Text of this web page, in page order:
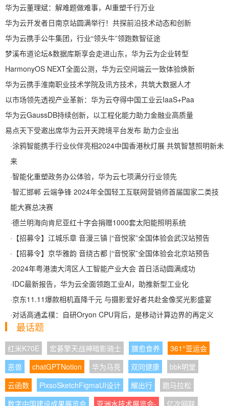
华为云董理斌：解难题做难事，AI重塑千行万业
华为云开发者日南京站圆满举行！共探前沿技术动态和创新
华为云携手公牛集团，行业“领头牛”领跑数智征途
梦溪布道论坛&数据库斯享会走进山东，华为云为企业转型
HarmonyOS NEXT全面公测，华为云空间端云一致体验焕新
华为云携手淮南职业技术学院及讯方技术，共筑大数据人才
以市场领先透视产业革新：华为云夺得中国工业云IaaS+Paa
华为云GaussDB持续创新，以工程化能力助力金融业高质量
易点天下受邀出席华为云开天跨境平台发布 助力企业出
·涂鸦智能携手行业伙伴亮相2024中国香港秋灯展 共筑智慧照明新未
来
·智能化重塑政务办公体验，华为云七项满分行业领先
·智汇邯郸 云端争锋 2024年全国轻工互联网营销师首届国家二类技
能大赛总决赛
·德兰明海向肯尼亚红十字会捐赠1000套太阳能照明系统
· 【招募令】江城乐章 音漫三镇 |“音悦家”全国体验会武汉站预告
· 【招募令】京华雅韵 音绕古都 |“音悦家”全国体验会北京站预告
·2024年粤港澳大湾区人工智能产业大会 首日活动圆满成功
·IDC最新报告，华为云全面领跑工业AI，助推新型工业化
·京东11.11爆款相机直降千元 与摄影爱好者共赴金像奖光影盛宴
·对话高通孟樸：自研Oryon CPU背后，是移动计算边界的再定义
最话题
红米K70E 宏碁擎天战神暗影骑士 膳愈食养
361°亚运会
恶兽
chatGPTNotion 华为马亮 双同健康
bbk明堂
云函数
PixsoSketchFigmaUI设计 耀出行
跑马拉松
数字中国建设成果展览会
亚洲水技术展览会- 亿次网联